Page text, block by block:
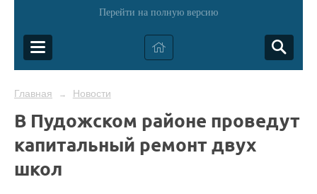
Перейти на полную версию
Главная → Новости
В Пудожском районе проведут
капитальный ремонт двух
школ